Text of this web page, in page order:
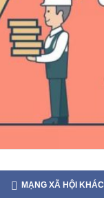
MẠNG XÃ HỘI KHÁC